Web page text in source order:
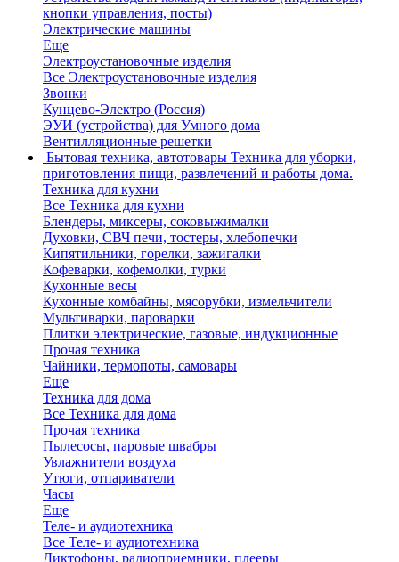
кнопки управления, посты)
Электрические машины
Еще
Электроустановочные изделия
Все Электроустановочные изделия
Звонки
Кунцево-Электро (Россия)
ЭУИ (устройства) для Умного дома
Вентилляционные решетки
Бытовая техника, автотовары Техника для уборки,
приготовления пищи, развлечений и работы дома.
Техника для кухни
Все Техника для кухни
Блендеры, миксеры, соковыжималки
Духовки, СВЧ печи, тостеры, хлебопечки
Кипятильники, горелки, зажигалки
Кофеварки, кофемолки, турки
Кухонные весы
Кухонные комбайны, мясорубки, измельчители
Мультиварки, пароварки
Плитки электрические, газовые, индукционные
Прочая техника
Чайники, термопоты, самовары
Еще
Техника для дома
Все Техника для дома
Прочая техника
Пылесосы, паровые швабры
Увлажнители воздуха
Утюги, отпариватели
Часы
Еще
Теле- и аудиотехника
Все Теле- и аудиотехника
Диктофоны, радиоприемники, плееры